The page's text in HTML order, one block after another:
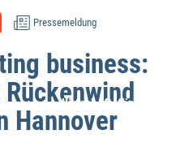
Wirtschaftsförderung
Pressemeldung
business:
Hannover